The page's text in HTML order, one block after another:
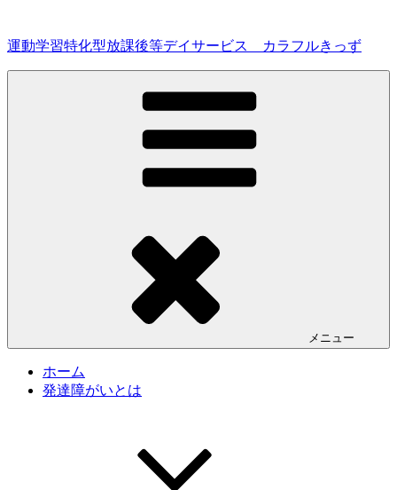
テ
ン
運動学習特化型放課後等デイサービス カラフルきっず
メニュー
ホーム
発達障がいとは